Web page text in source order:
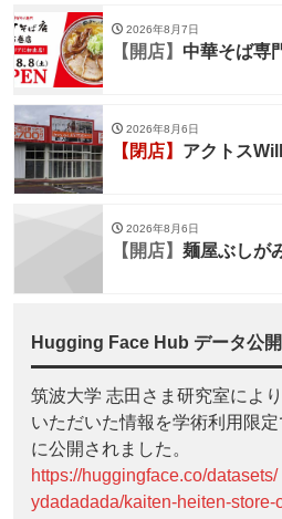
2026年8月7日
【開店】 中華そば専
2026年8月6日
【閉店】 アクトス
2026年8月6日
【開店】 麺屋ぶしが
Hugging Face Hub データ公開
筑波大学 志田さま研究室によ
いただいた情報を学術利用限
に公開されました。
https://huggingface.co/datasets/
ydadadada/kaiten-heiten-